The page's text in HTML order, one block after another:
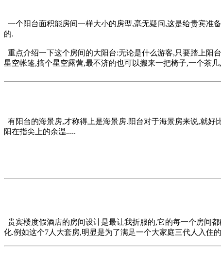
一个阳台面积能房间一样大小的房型,毫无疑问,这是给贵宾准
的.
重点介绍一下这个房间的大阳台:无论是什么游客,只要踏上阳
星空帐篷,搞个星空露营,最不济的也可以搬来一把椅子,一个茶
有阳台的海景房,才称得上是海景房.阳台对于海景房来说,就
阳在指尖上的余温.....
贵宾楼度假酒店的房间设计是最让我折服的,它的每一个房间
化.例如这个7人大套房,明显是为了满足一个大家庭三代人入住